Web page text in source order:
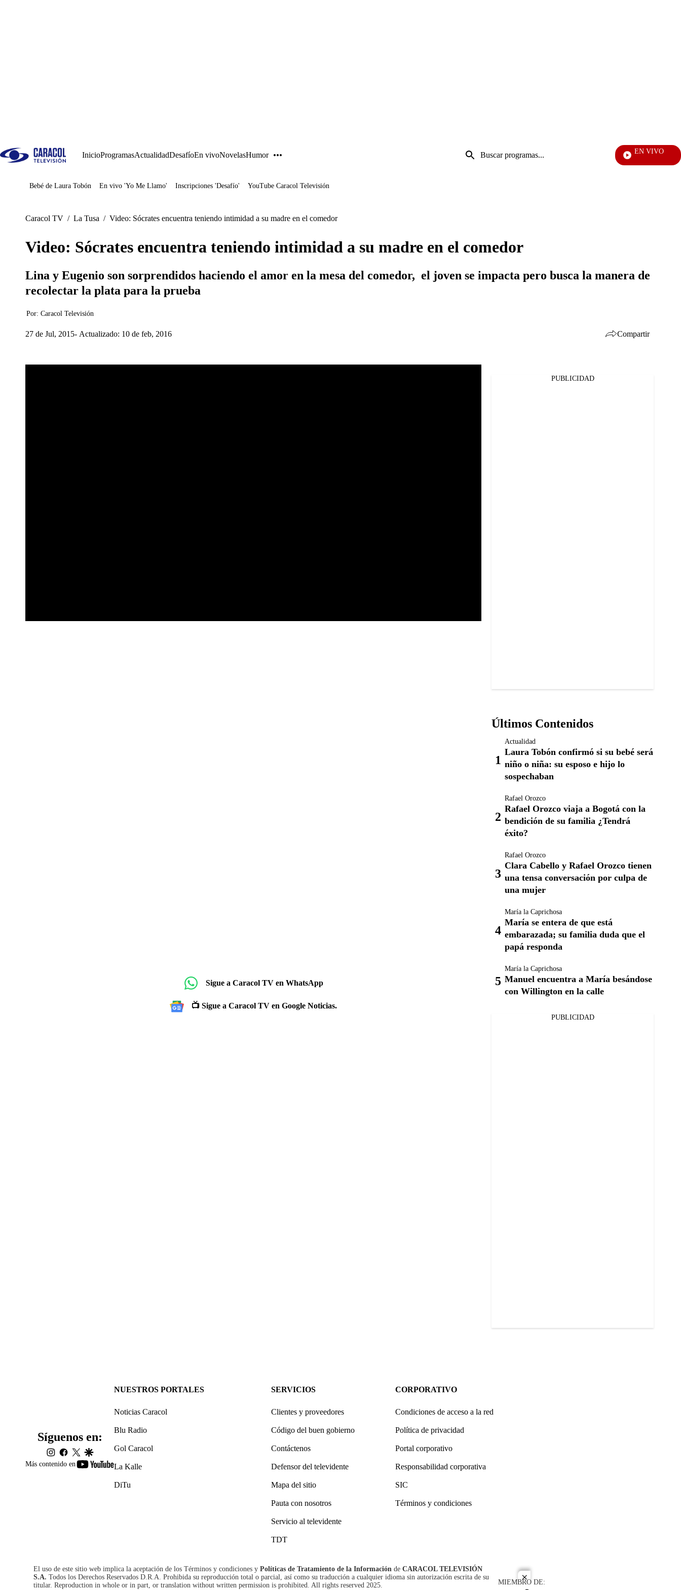
InicioProgramasActualidadDesafíoEn vivoNovelasHumor
Entrada
de
EN VIVO
Día A Día
Juegos
Bebé de Laura Tobón En vivo 'Yo Me Llamo' Inscripciones 'Desafío' YouTube Caracol Televisión
close
Caracol TV / La Tusa / Video: Sócrates encuentra teniendo intimidad a su madre en el comedor
Video: Sócrates encuentra teniendo intimidad a su madre en el comedor
Lina y Eugenio son sorprendidos haciendo el amor en la mesa del comedor, el joven se impacta pero busca la manera de
recolectar la plata para la prueba
Por: Caracol Televisión
27 de Jul, 2015 Actualizado: 10 de feb, 2016 Compartir
Sigue a Caracol TV en WhatsApp
📺 Sigue a Caracol TV en Google Noticias.
PUBLICIDAD
Últimos Contenidos
Actualidad
Laura Tobón confirmó si su bebé será
niño o niña: su esposo e hijo lo
sospechaban
Rafael Orozco
Rafael Orozco viaja a Bogotá con la
bendición de su familia ¿Tendrá
éxito?
Rafael Orozco
Clara Cabello y Rafael Orozco tienen
una tensa conversación por culpa de
una mujer
María la Caprichosa
María se entera de que está
embarazada; su familia duda que el
papá responda
María la Caprichosa
Manuel encuentra a María besándose
con Willington en la calle
PUBLICIDAD
Más contenido en
youtube-
Síguenos en:
instagram
facebook
twittergoogle
NUESTROS PORTALES
Noticias Caracol
Blu Radio
Gol Caracol
La Kalle
DiTu
SERVICIOS
Clientes y proveedores
Código del buen gobierno
Contáctenos
Defensor del televidente
Mapa del sitio
Pauta con nosotros
Servicio al televidente
TDT
CORPORATIVO
Condiciones de acceso a la red
Política de privacidad
Portal corporativo
Responsabilidad corporativa
SIC
Términos y condiciones
El uso de este sitio web implica la aceptación de los Términos y condiciones y Políticas de Tratamiento de la Información de CARACOL TELEVISIÓN
S.A. Todos los Derechos Reservados D.R.A. Prohibida su reproducción total o parcial, así como su traducción a cualquier idioma sin autorización escrita de su
titular. Reproduction in whole or in part, or translation without written permission is prohibited. All rights reserved 2025.
MIEMBRO DE: